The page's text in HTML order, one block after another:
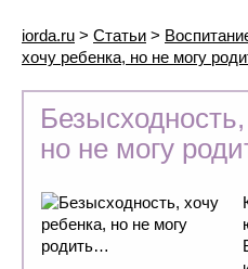
iorda.ru > Статьи >
хочу ребенка, но не могу
но не могу